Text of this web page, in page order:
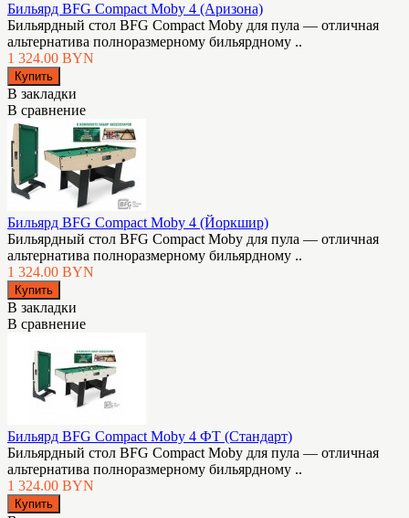
Бильярд BFG Compact Moby 4 (Аризона)
Бильярдный стол BFG Compact Moby для пула — отличная
альтернатива полноразмерному бильярдному ..
1 324.00 BYN
В закладки
В сравнение
Бильярд BFG Compact Moby 4 (Йоркшир)
Бильярдный стол BFG Compact Moby для пула — отличная
альтернатива полноразмерному бильярдному ..
1 324.00 BYN
В закладки
В сравнение
Бильярд BFG Compact Moby 4 ФТ (Стандарт)
Бильярдный стол BFG Compact Moby для пула — отличная
альтернатива полноразмерному бильярдному ..
1 324.00 BYN